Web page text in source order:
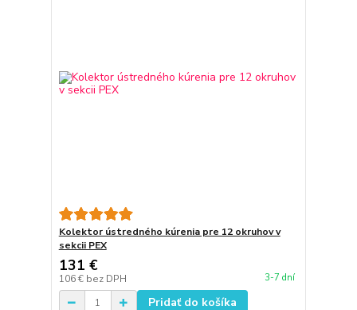
Kolektor ústredného kúrenia pre 12 okruhov v
sekcii PEX
131 €
106 € bez DPH 3-7 dní
Pridať do košíka